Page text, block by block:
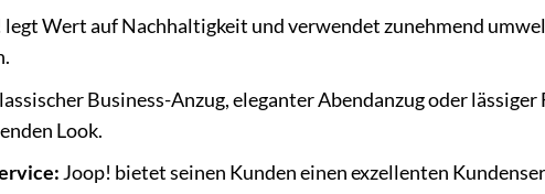
legt Wert auf Nachhaltigkeit und verwendet zunehmend
Business-Anzug, eleganter Abendanzug oder
Look.
Joop! bietet seinen Kunden einen exzellenten